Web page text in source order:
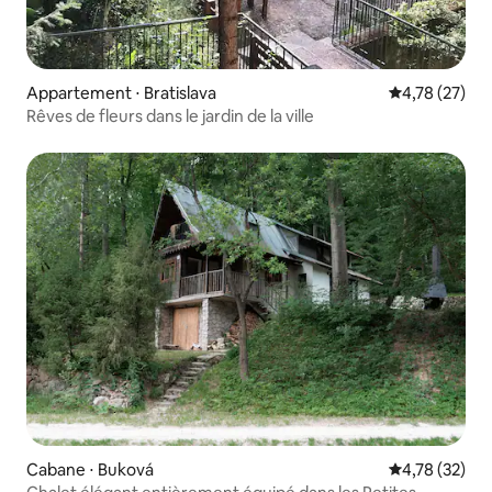
Appartement ⋅ Bratislava Évaluation
4,78 (27)
Rêves de fleurs dans le jardin de la ville
Cabane ⋅ Buková Évaluation
4,78 (32)